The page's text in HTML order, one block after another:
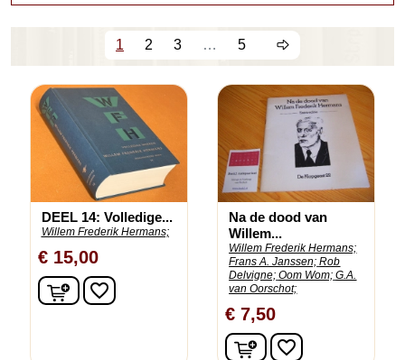
1 2 3 … 5
DEEL 14: Volledige...
Willem Frederik Hermans;
€ 15,00
In winkelwagen
favorite_border
Na de dood van
Willem...
Willem Frederik Hermans;
Frans A. Janssen; Rob
Delvigne; Oom Wom; G.A.
van Oorschot;
€ 7,50
In winkelwagen
favorite_border